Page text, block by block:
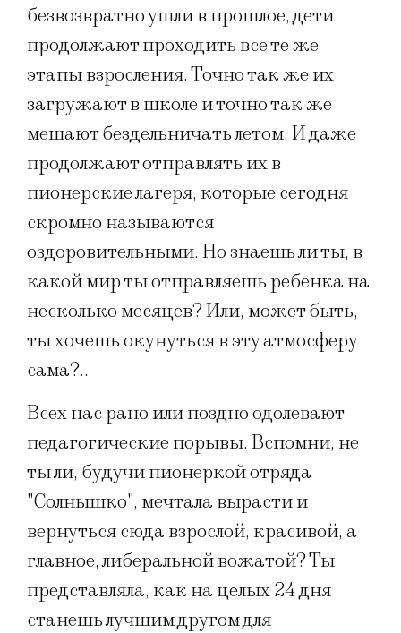
безвозвратно ушли в прошлое, дети
продолжают проходить все те же
этапы взросления. Точно так же их
загружают в школе и точно так же
мешают бездельничать летом. И даже
продолжают отправлять их в
пионерские лагеря, которые сегодня
скромно называются
оздоровительными. Но знаешь ли ты, в
какой мир ты отправляешь ребенка на
несколько месяцев? Или, может быть,
ты хочешь окунуться в эту атмосферу
сама?..
Всех нас рано или поздно одолевают
педагогические порывы. Вспомни, не
ты ли, будучи пионеркой отряда
"Солнышко", мечтала вырасти и
вернуться сюда взрослой, красивой, а
главное, либеральной вожатой? Ты
представляла, как на целых 24 дня
станешь лучшим другом для